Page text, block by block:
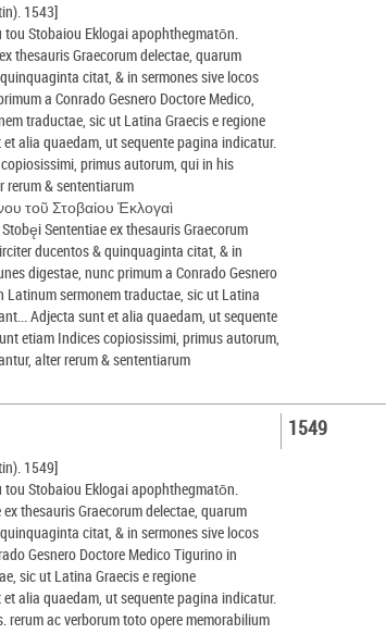
1543]
Stobaiou Eklogai apophthegmatōn.
thesauris Graecorum delectae, quarum
citat, & in sermones sive locos
a Conrado Gesnero Doctore Medico,
traductae, sic ut Latina Graecis e regione
alia quaedam, ut sequente pagina indicatur.
primus autorum, qui in his
rerum & sententiarum
τοῦ Στοβαίου Ἐκλογαὶ
Sententiae ex thesauris Graecorum
ducentos & quinquaginta citat, & in
digestae, nunc primum a Conrado Gesnero
Latinum sermonem traductae, sic ut Latina
Adjecta sunt et alia quaedam, ut sequente
etiam Indices copiosissimi, primus autorum,
alter rerum & sententiarum
1549]
Stobaiou Eklogai apophthegmatōn.
thesauris Graecorum delectae, quarum
citat, & in sermones sive locos
Gesnero Doctore Medico Tigurino in
sic ut Latina Graecis e regione
alia quaedam, ut sequente pagina indicatur.
rerum ac verborum toto opere memorabilium
1549